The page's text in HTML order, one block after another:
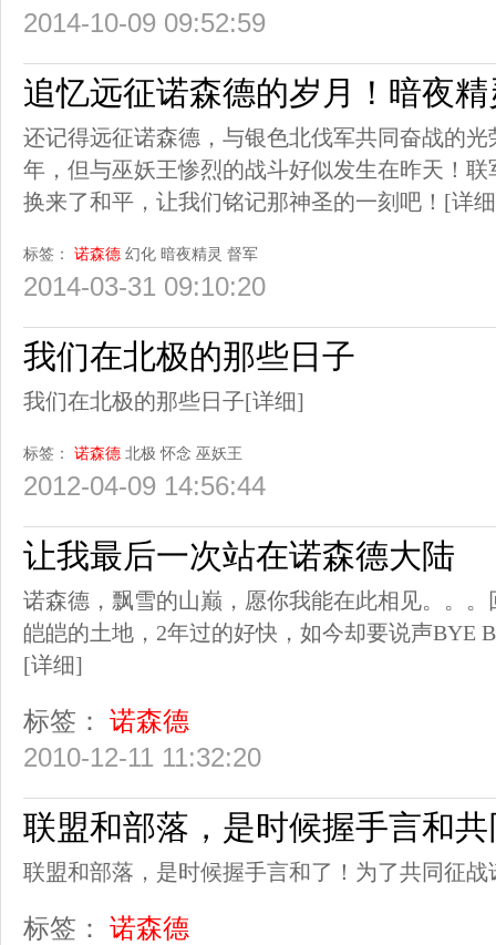
2014-10-09 09:52:59
追忆远征诺森德的岁月！暗夜
还记得远征诺森德，与银色北伐军共同奋战的
年，但与巫妖王惨烈的战斗好似发生在昨天！
换来了和平，让我们铭记那神圣的一刻吧！ [详
标签： 诺森德 幻化 暗夜精灵 督军
2014-03-31 09:10:20
我们在北极的那些日子
我们在北极的那些日子[详细]
标签： 诺森德 北极 怀念 巫妖王
2012-04-09 14:56:44
让我最后一次站在诺森德大陆
诺森德，飘雪的山巅，愿你我能在此相见。。
皑皑的土地，2年过的好快，如今却要说声BYE
[详细]
标签：
诺森德
2010-12-11 11:32:20
联盟和部落，是时候握手言和
联盟和部落，是时候握手言和了！为了共同征战
标签：
诺森德